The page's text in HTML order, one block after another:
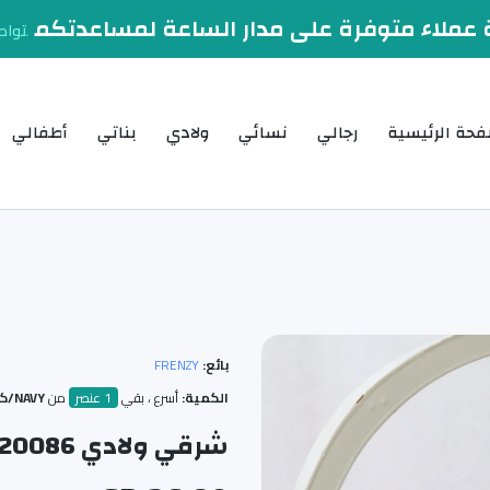
متوفرة على مدار الساعة لمساعدتكم
الرئيسية رجالي نسائي ولادي بناتي أطفالي
بائع:FRENZY
الكمية:أسرع ، بقي 1 عنصر منNAVY/كحلي / 33
شرقي ولادي 220086